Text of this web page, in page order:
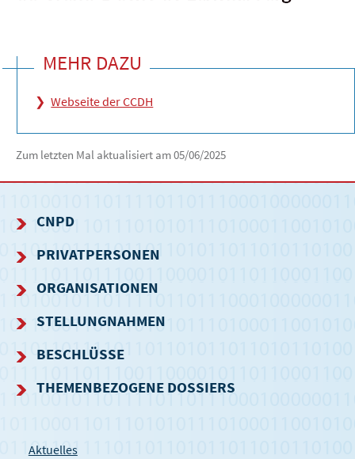
MEHR DAZU
Webseite der CCDH
Zum letzten Mal aktualisiert am05/06/2025
NAVIGATIONSMENÜ
CNPD
PRIVATPERSONEN
ORGANISATIONEN
STELLUNGNAHMEN
BESCHLÜSSE
THEMENBEZOGENE DOSSIERS
Aktuelles